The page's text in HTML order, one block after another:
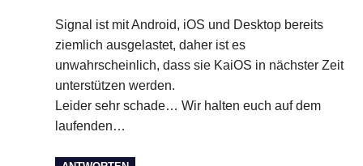
Signal ist mit Android, iOS und Desktop bereits
ziemlich ausgelastet, daher ist es
unwahrscheinlich, dass sie KaiOS in nächster Zeit
unterstützen werden.
Leider sehr schade… Wir halten euch auf dem
laufenden…